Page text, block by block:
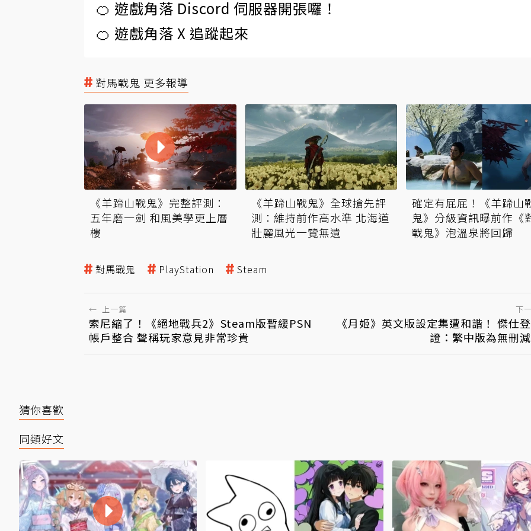
🍊 遊戲角落 Discord 伺服器開張囉！
🍊 遊戲角落 X 追蹤起來
對馬戰鬼 更多報導
《羊蹄山戰鬼》完整評測：
五年磨一劍 和風美學更上層
樓
《羊蹄山戰鬼》全球搶先評
測：維持前作高水準 北海道
壯麗風光一覽無遺
確定有屁屁！《羊蹄山
鬼》分級資訊曝前作《
戰鬼》泡溫泉將回歸
對馬戰鬼 PlayStation Steam
← 上一篇
索尼縮了！《絕地戰兵2》Steam版暫緩PSN
帳戶整合 聲稱玩家意見非常珍貴
下
《月姬》英文版設定集遭和諧！ 傑仕
證：繁中版為無刪
猜你喜歡
同類好文